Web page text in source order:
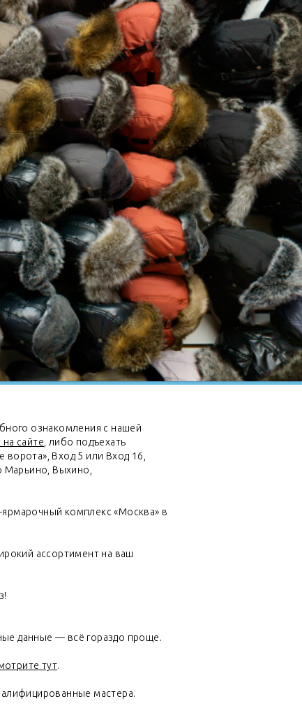
ознакомления с нашей
сайте , либо подъехать
Вход 5 или Вход 16,
Марьино, Выхино,
ярмарочный комплекс «Москва» в
ассортимент на ваш
данные — всё гораздо проще.
тут.
мастера.